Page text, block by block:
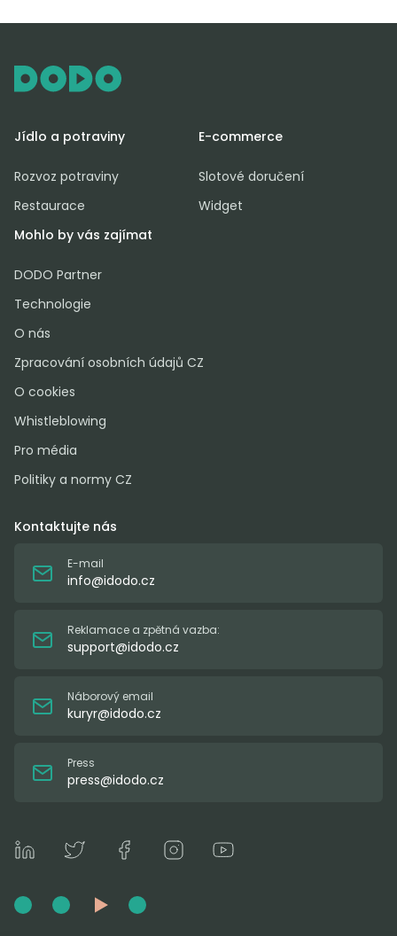
Jídlo a potraviny
Rozvoz potraviny
Restaurace
E-commerce
Slotové doručení
Widget
Mohlo by vás zajímat
DODO Partner
Technologie
O nás
Zpracování osobních údajů CZ
O cookies
Whistleblowing
Pro média
Politiky a normy CZ
Kontaktujte nás
E-mail
info@idodo.cz
Reklamace a zpětná vazba:
support@idodo.cz
Náborový email
kuryr@idodo.cz
Press
press@idodo.cz